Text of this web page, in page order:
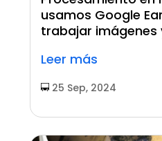
usamos Google
trabajar
Leer más
25 Sep, 2024